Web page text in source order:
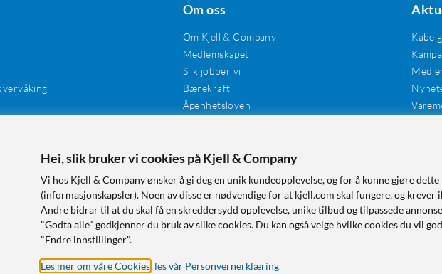
Om oss
Om Kjell & Company
Medlemskapet
Slik jobber vi
Bærekraft
Åpenhetsloven
Tilgjengelighet
Hei, slik bruker vi cookies på Kjell & Company
Vi hos Kjell & Company ønsker å gi deg en unik kundeopplevelse, og for å kunne gjøre
(informasjonskapsler). Noen av disse er nødvendige for at kjell.com skal fungere, og krever
Andre bidrar til at du skal få en skreddersydd opplevelse, unike tilbud og tilpassede
"Godta alle" godkjenner du bruk av slike cookies. Du kan også velge hvilke cookies du vil
"Endre innstillinger".
Les mer om våre Cookies les vår Personvernerklæring